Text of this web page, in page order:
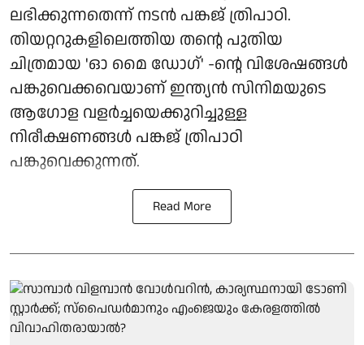
ലഭിക്കുന്നതെന്ന് നടൻ പങ്കജ് ത്രിപാഠി.
തിയറ്ററുകളിലെത്തിയ തന്റെ പുതിയ
ചിത്രമായ 'ഓ മൈ ഡോഗ്' -ന്റെ വിശേഷങ്ങൾ
പങ്കുവെക്കവെയാണ് ഇന്ത്യൻ സിനിമയുടെ
ആഗോള വളർച്ചയെക്കുറിച്ചുള്ള
നിരീക്ഷണങ്ങൾ പങ്കജ് ത്രിപാഠി
പങ്കുവെക്കുന്നത്.
Read More